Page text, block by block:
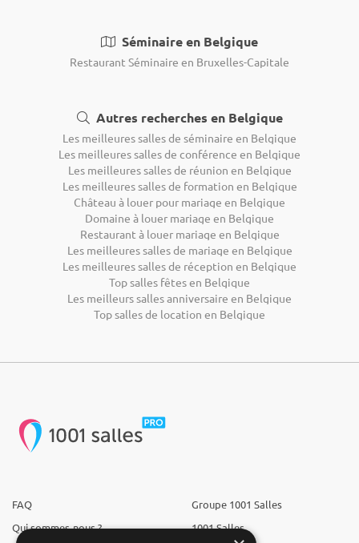
Séminaire en Belgique
Restaurant Séminaire en Bruxelles-Capitale
Autres recherches en Belgique
Les meilleures salles de séminaire en Belgique
Les meilleures salles de conférence en Belgique
Les meilleures salles de réunion en Belgique
Les meilleures salles de formation en Belgique
Château à louer pour mariage en Belgique
Domaine à louer mariage en Belgique
Restaurant à louer mariage en Belgique
Les meilleures salles de mariage en Belgique
Les meilleures salles de réception en Belgique
Top salles fêtes en Belgique
Les meilleurs salles anniversaire en Belgique
Top salles de location en Belgique
FAQ
Qui sommes-nous ?
Groupe 1001 Salles
1001 Salles